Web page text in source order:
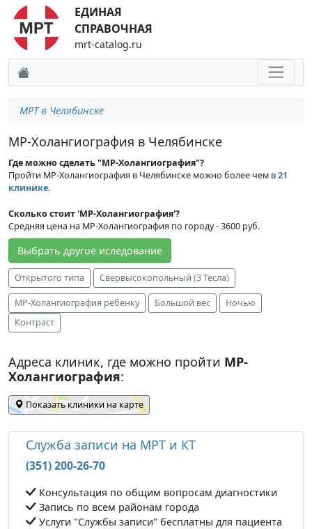
ЕДИНАЯ
СПРАВОЧНАЯ
mrt-catalog.ru
МРТ в Челябинске
МР-Холангиография в Челябинске
Где можно сделать "МР-Холангиография"?
Пройти МР-Холангиография в Челябинске можно более чем в21
клинике.
Сколько стоит 'МР-Холангиография'?
Средняя цена на МР-Холангиография по городу - 3600 руб.
Выбрать другое иследование
Открытого типа Свервысокопольный (3 Тесла)
МР-Холангиография ребенку Большой вес
Ночью
Контраст
Адреса клиник, где можно пройти МР-
Холангиография:
Показать клиники на карте
Служба записи на МРТ и КТ
(351) 200-26-70
Консультация по общим вопросам диагностики
Запись по всем районам города
Услуги "Службы записи" бесплатны для пациента